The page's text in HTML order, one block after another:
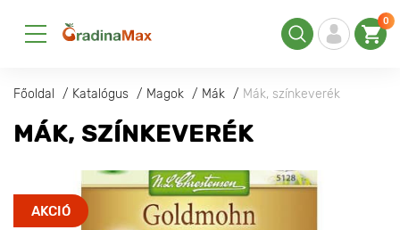
0
Főoldal Katalógus Magok Mák Mák, színkeverék
MÁK, SZÍNKEVERÉK
AKCIÓ